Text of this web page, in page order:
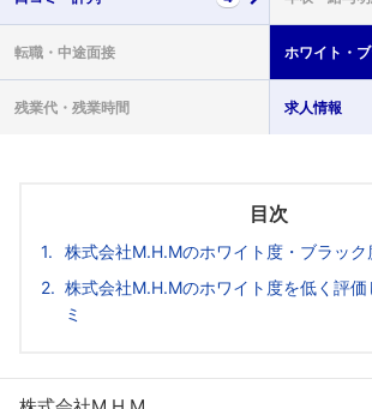
転職・ 中途面接 ホワイト・
残業代・ 残業時間 求人情報
目次
株式会社M.H.Mのホワイト度・ブラック
株式会社M.H.Mのホワイト度を低く評価
ミ